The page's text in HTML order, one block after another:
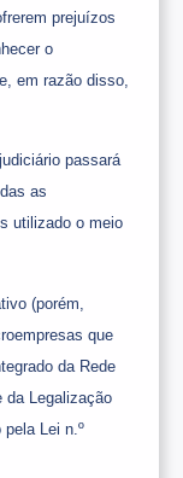
prejuízos
o
em razão disso,
passará
as
utilizado o meio
(porém,
que
da Rede
da Legalização
Lei n.º